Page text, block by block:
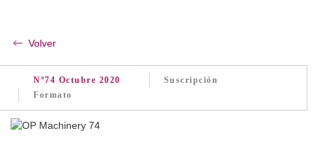
Volver
Nº74 Octubre 2020
Suscripción
Formato